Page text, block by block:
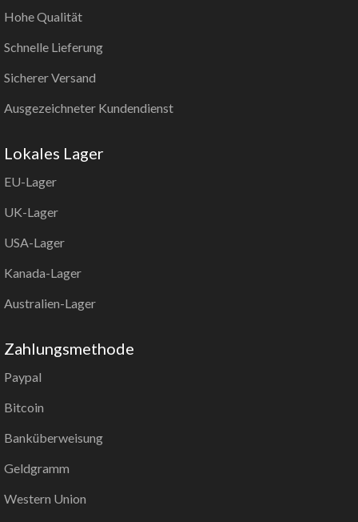
Hohe Qualität
Schnelle Lieferung
Sicherer Versand
Ausgezeichneter Kundendienst
Lokales Lager
EU-Lager
UK-Lager
USA-Lager
Kanada-Lager
Australien-Lager
Zahlungsmethode
Paypal
Bitcoin
Banküberweisung
Geldgramm
Western Union